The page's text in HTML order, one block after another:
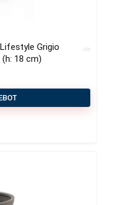
Grigio
18 cm)